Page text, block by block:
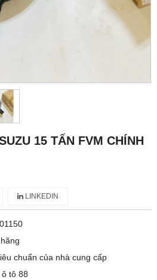
15 TẤN FVM CHÍNH
LINKEDIN
chuẩn của nhà cung cấp
tô 88